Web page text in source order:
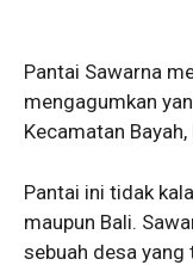
Pantai Sawarna
mengagumkan
Kecamatan
Pantai ini tidak
maupun Bali.
sebuah desa yang